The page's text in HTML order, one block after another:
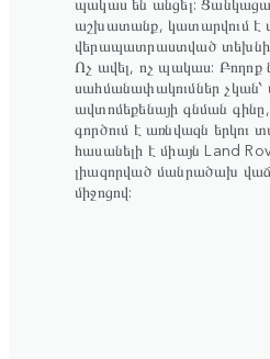
աշխատանք, կատարվում է
վերապատրաստված
Ոչ ավել, ոչ պակաս: Բողոք
սահմանափակումներ չկան՝
ավտոմեքենայի գնման
գործում է առնվազն երկու
հասանելի է միայն Land
լիազորված մանրածախ
միջոցով: